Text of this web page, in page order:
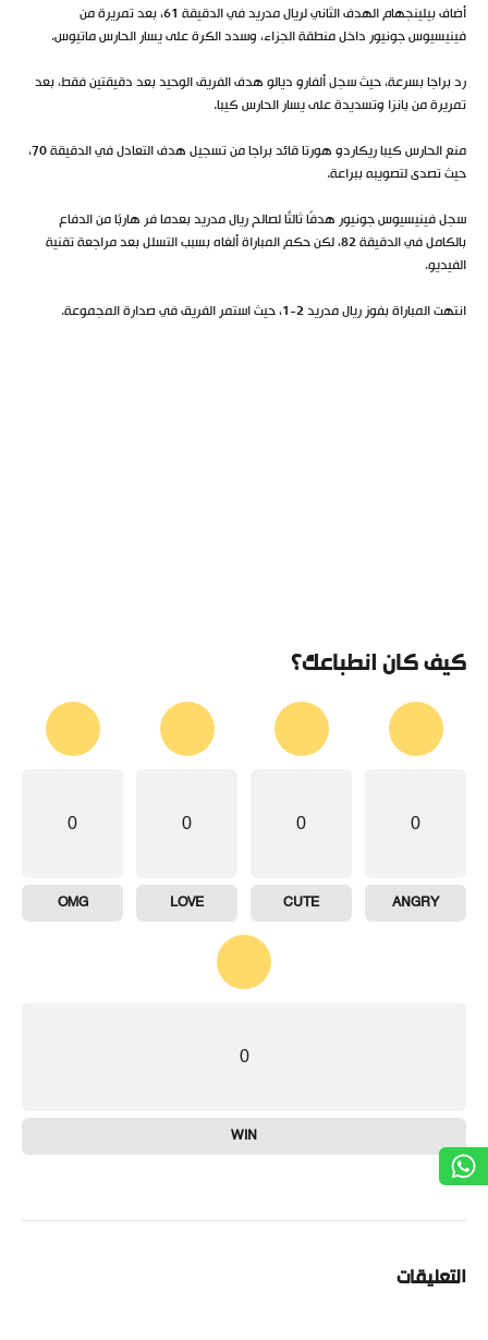
أضاف بيلينجهام الهدف الثاني لريال مدريد في الدقيقة 61، بعد تمريرة من
فينيسيوس جونيور داخل منطقة الجزاء، وسدد الكرة على يسار الحارس ماتيوس.
رد براجا بسرعة، حيث سجل ألفارو ديالو هدف الفريق الوحيد بعد دقيقتين فقط، بعد
تمريرة من بانزا وتسديدة على يسار الحارس كيبا.
منع الحارس كيبا ريكاردو هورتا قائد براجا من تسجيل هدف التعادل في الدقيقة 70،
حيث تصدى لتصويبه ببراعة.
سجل فينيسيوس جونيور هدفًا ثالثًا لصالح ريال مدريد بعدما فر هاربًا من الدفاع
بالكامل في الدقيقة 82، لكن حكم المباراة ألغاه بسبب التسلل بعد مراجعة تقنية
الفيديو.
انتهت المباراة بفوز ريال مدريد 2-1، حيث استمر الفريق في صدارة المجموعة.
كيف كان انطباعك؟
0
ANGRY
0
CUTE
0
LOVE
0
OMG
0
WIN
التعليقات